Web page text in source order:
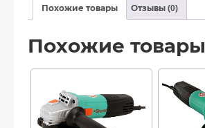
Похожие товары Отзывы (0)
Похожие товары